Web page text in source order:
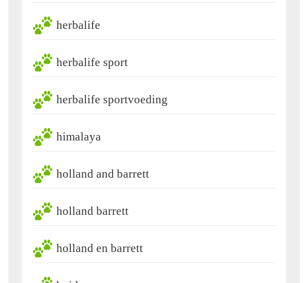
herbalife
herbalife sport
herbalife sportvoeding
himalaya
holland and barrett
holland barrett
holland en barrett